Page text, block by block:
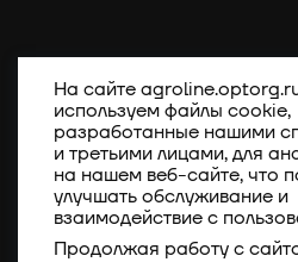
На сайте
используем файлы cookie,
разработанные нашими
и третьими лицами, для
на нашем веб-сайте, что
улучшать обслуживание и
взаимодействие с
Продолжая работу с